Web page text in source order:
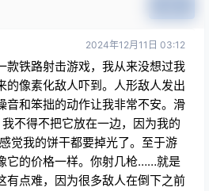
2024年12月11日 03:12
款铁路射击游戏，我从来没想过我
的像素化敌人吓到。人形敌人发出
音和笨拙的动作让我非常不安。滑
不得不把它放在一边，因为我的
觉我的饼干都要掉光了。至于游
它的价格一样。你射几枪……就是
有点难，因为很多敌人在倒下之前